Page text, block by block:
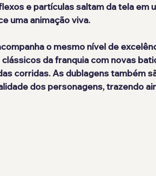
e partículas saltam da tela em
uma animação viva.
o mesmo nível de
da franquia com novas
corridas. As dublagens também
dos personagens, trazendo